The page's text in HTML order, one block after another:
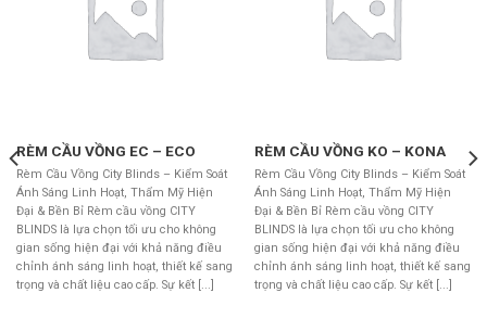
RÈM CẦU VỒNG EC – ECO
Rèm Cầu Vồng City Blinds – Kiểm Soát
Ánh Sáng Linh Hoạt, Thẩm Mỹ Hiện
Đại & Bền Bỉ Rèm cầu vồng CITY
BLINDS là lựa chọn tối ưu cho không
gian sống hiện đại với khả năng điều
chỉnh ánh sáng linh hoạt, thiết kế sang
trọng và chất liệu cao cấp. Sự kết [...]
RÈM CẦU VỒNG KO – KONA
Rèm Cầu Vồng City Blinds – Kiểm Soát
Ánh Sáng Linh Hoạt, Thẩm Mỹ Hiện
Đại & Bền Bỉ Rèm cầu vồng CITY
BLINDS là lựa chọn tối ưu cho không
gian sống hiện đại với khả năng điều
chỉnh ánh sáng linh hoạt, thiết kế sang
trọng và chất liệu cao cấp. Sự kết [...]